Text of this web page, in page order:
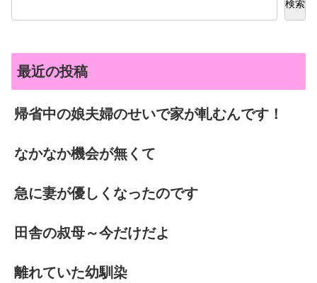
検索
最近の投稿
帰省中の娘夫婦のせいで家が軋むんです！
なかなか機会が無くて
急に妻が優しくなったのです
田舎の叔母～今だけだよ
離れていた幼馴染